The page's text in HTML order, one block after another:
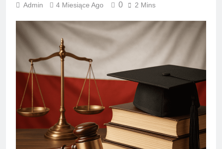
Admin 4 Miesiące Ago 0 2 Mins